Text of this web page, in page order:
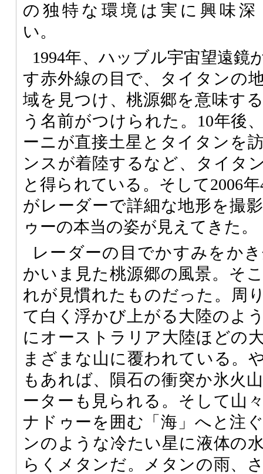
の独特な環境は実に興味深
い。
1994年、ハッブル宇宙望遠鏡
す赤外線の目で、タイタンの
域を見つけ、桃源郷を意味す
う名前がつけられた。10年後
ーニが直接土星とタイタンを
ンスが着陸するなど、タイタ
と得られている。そして2006
がレーダーで詳細な地形を撮
ゥーの本当の姿が見えてきた。
レーダーの目でかすみをか
かいま見た桃源郷の風景。そ
れが見慣れたものだった。周
て白く浮かび上がる大陸のよ
にオーストラリア大陸ほどの
まざまな山に覆われている。
もあれば、隕石の衝突か氷火
ーターも見られる。そして山
ナドゥーを囲む「海」へと注
ンのような冷たい星に液体の
らくメタンだ。メタンの雨、